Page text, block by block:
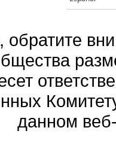
обратите
данном